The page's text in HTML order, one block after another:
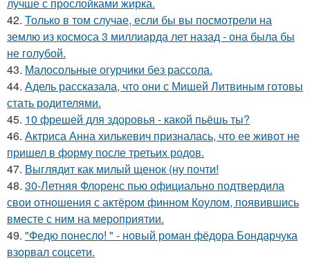
42. Только в том случае, если бы вы посмотрели на
землю из космоса 3 миллиарда лет назад - она была бы
не голубой.
43. Малосольные огурчики без рассола.
44. Адель рассказала, что они с Мишей Литвиным готовы
стать родителями.
45. 10 фрешей для здоровья - какой пьёшь ты?
46. Актриса Анна хилькевич призналась, что ее живот не
пришел в форму после третьих родов.
47. Выглядит как милый щенок (ну почти!
48. 30-Летняя Флоренс пью официально подтвердила
свои отношения с актёром финном Коулом, появившись
вместе с ним на мероприятии.
49. "Федю понесло! " - новый роман фёдора Бондарчука
взорвал соцсети.